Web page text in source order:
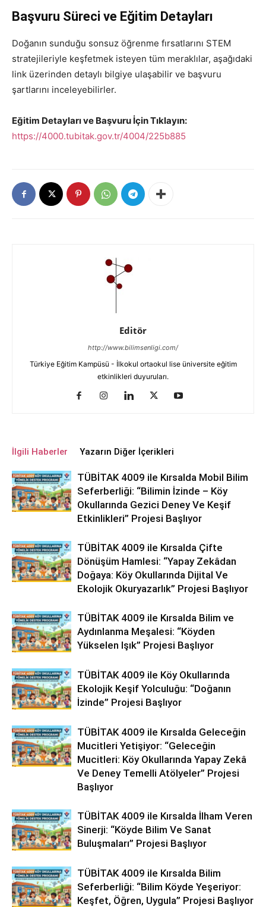
Başvuru Süreci ve Eğitim Detayları
Doğanın sunduğu sonsuz öğrenme fırsatlarını STEM
stratejileriyle keşfetmek isteyen tüm meraklılar, aşağıdaki
link üzerinden detaylı bilgiye ulaşabilir ve başvuru
şartlarını inceleyebilirler.
Eğitim Detayları ve Başvuru İçin Tıklayın:
https://4000.tubitak.gov.tr/4004/225b885
Editör
http://www.bilimsenligi.com/
Türkiye Eğitim Kampüsü - İlkokul ortaokul lise üniversite eğitim
etkinlikleri duyuruları.
İlgili Haberler Yazarın Diğer İçerikleri
TÜBİTAK 4009 ile Kırsalda Mobil Bilim
Seferberliği: “Bilimin İzinde – Köy
Okullarında Gezici Deney Ve Keşif
Etkinlikleri” Projesi Başlıyor
TÜBİTAK 4009 ile Kırsalda Çifte
Dönüşüm Hamlesi: “Yapay Zekâdan
Doğaya: Köy Okullarında Dijital Ve
Ekolojik Okuryazarlık” Projesi Başlıyor
TÜBİTAK 4009 ile Kırsalda Bilim ve
Aydınlanma Meşalesi: “Köyden
Yükselen Işık” Projesi Başlıyor
TÜBİTAK 4009 ile Köy Okullarında
Ekolojik Keşif Yolculuğu: “Doğanın
İzinde” Projesi Başlıyor
TÜBİTAK 4009 ile Kırsalda Geleceğin
Mucitleri Yetişiyor: “Geleceğin
Mucitleri: Köy Okullarında Yapay Zekâ
Ve Deney Temelli Atölyeler” Projesi
Başlıyor
TÜBİTAK 4009 ile Kırsalda İlham Veren
Sinerji: “Köyde Bilim Ve Sanat
Buluşmaları” Projesi Başlıyor
TÜBİTAK 4009 ile Kırsalda Bilim
Seferberliği: “Bilim Köyde Yeşeriyor:
Keşfet, Öğren, Uygula” Projesi Başlıyor